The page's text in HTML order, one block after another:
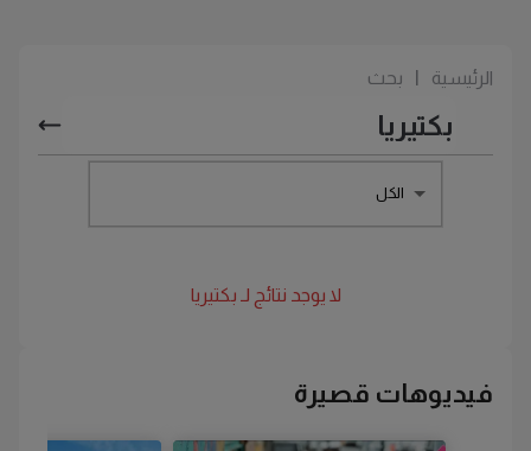
الرئيسية بحث
الكل
لا يوجد نتائج لـ بكتيريا
فيديوهات قصيرة